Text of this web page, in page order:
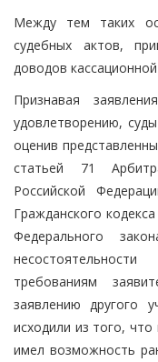
Между тем таких
судебных актов,
доводов
Признавая
удовлетворению,
оценив
статьей 71
Российской
Гражданского
Федерального
требованиям
заявлению другого
исходили из того,
имел возможность